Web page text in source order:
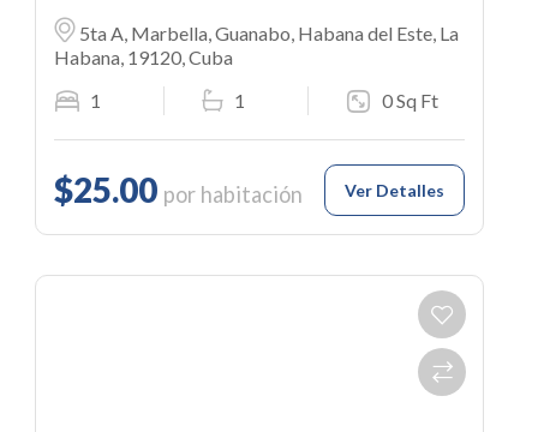
5ta A, Marbella, Guanabo, Habana del Este, La
Habana, 19120, Cuba
1
1 0 Sq Ft
$25.00 por habitación Ver Detalles